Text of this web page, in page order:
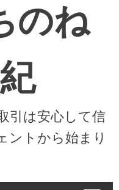
のね
引は安心して信
ントから始まり